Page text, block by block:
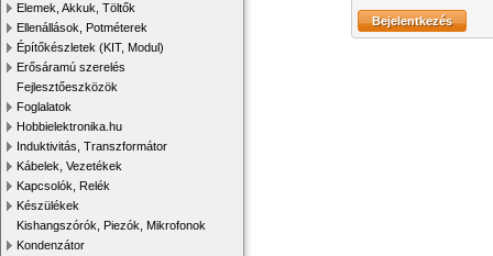
Elemek, Akkuk, Töltők
Ellenállások, Potméterek
Építőkészletek (KIT, Modul)
Erősáramú szerelés
Fejlesztőeszközök
Foglalatok
Hobbielektronika.hu
Induktivitás, Transzformátor
Kábelek, Vezetékek
Kapcsolók, Relék
Készülékek
Kishangszórók, Piezók, Mikrofonok
Kondenzátor